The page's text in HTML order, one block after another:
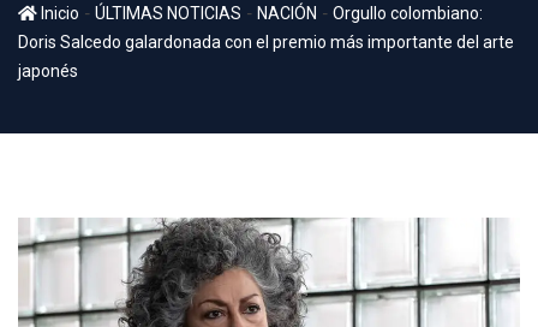
Inicio - ÚLTIMAS NOTICIAS - NACIÓN - Orgullo colombiano:
Doris Salcedo galardonada con el premio más importante del arte
japonés